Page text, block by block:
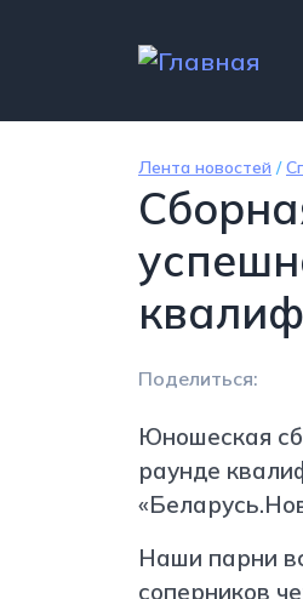
Лента новостей /
Поделиться:
Юношеская
раунде
Наши парни
соперников